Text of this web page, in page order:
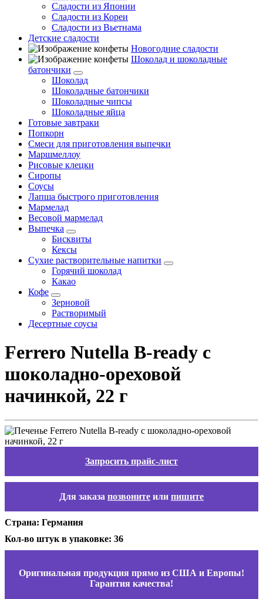
Сладости из Японии
Сладости из Кореи
Сладости из Вьетнама
Детские сладости
Новогодние сладости
Шоколад и шоколадные
батончики
Шоколад
Шоколадные батончики
Шоколадные чипсы
Шоколадные яйца
Готовые завтраки
Попкорн
Смеси для приготовления выпечки
Маршмеллоу
Рисовые клецки
Сиропы
Соусы
Лапша быстрого приготовления
Мармелад
Весовой мармелад
Выпечка
Бисквиты
Кексы
Сухие растворительные напитки
Горячий шоколад
Какао
Кофе
Зерновой
Растворимый
Десертные соусы
Ferrero Nutella B-ready с
шоколадно-ореховой
начинкой, 22 г
Запросить прайс-лист
Для заказа позвоните или пишите
Страна: Германия
Кол-во штук в упаковке: 36
Оригинальная продукция прямо из США и Европы!
Гарантия качества!